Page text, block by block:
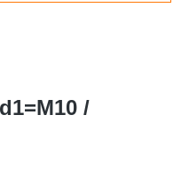
/